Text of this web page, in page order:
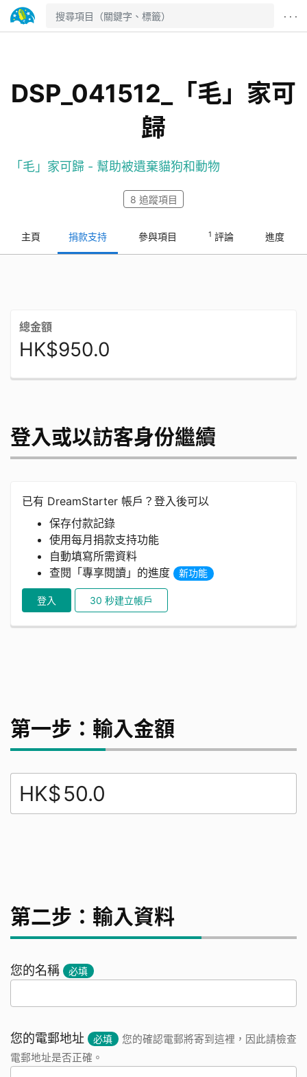
· · ·
DSP_041512_「毛」家可
歸
「毛」家可歸 - 幫助被遺棄貓狗和動物
8 追蹤項目
主頁 捐款支持 參與項目 1 評論 進度
總金額
HK$950.0
登入或以訪客身份繼續
已有 DreamStarter 帳戶？登入後可以
保存付款記錄
使用每月捐款支持功能
自動填寫所需資料
查閱「專享閱讀」的進度
新功能
登入 30 秒建立帳戶
第一步：輸入金額
HK$
第二步：輸入資料
您的名稱 必填
您的電郵地址 必填
您的確認電郵將寄到這裡，因此請檢查
電郵地址是否正確。